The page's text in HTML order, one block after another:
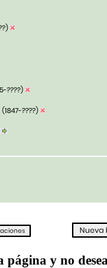
????)
(1847-????)
página y no